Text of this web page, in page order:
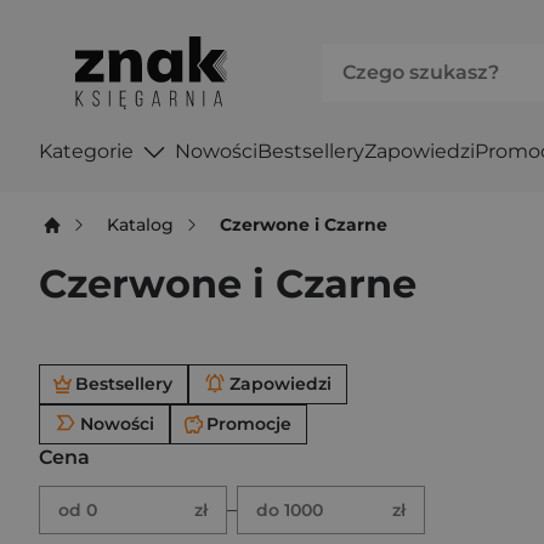
Kategorie NowościBestselleryZapowiedzi
Katalog Czerwone i Czarne
Czerwone i Czarne
Po użyciu produkty będą automatycznie filtrowane.
Bestsellery
Zapowiedzi
Nowości
Promocje
Cena
Brak ustawionego zakresu ceny.
Podaj zakres ceny w złotych.
od 0 zł – do 1000 zł